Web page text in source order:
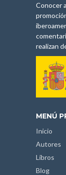
Conocer
realizan
MENÚ
Inicio
Autores
Libros
Blog